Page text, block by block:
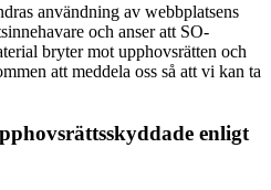
användning av webbplatsens
och anser att SO-
bryter mot upphovsrätten och
att meddela oss så att vi kan ta
enligt